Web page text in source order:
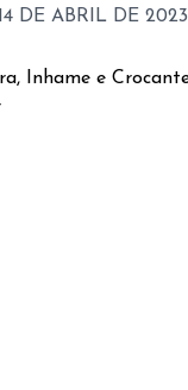
14 DE ABRIL DE 2023